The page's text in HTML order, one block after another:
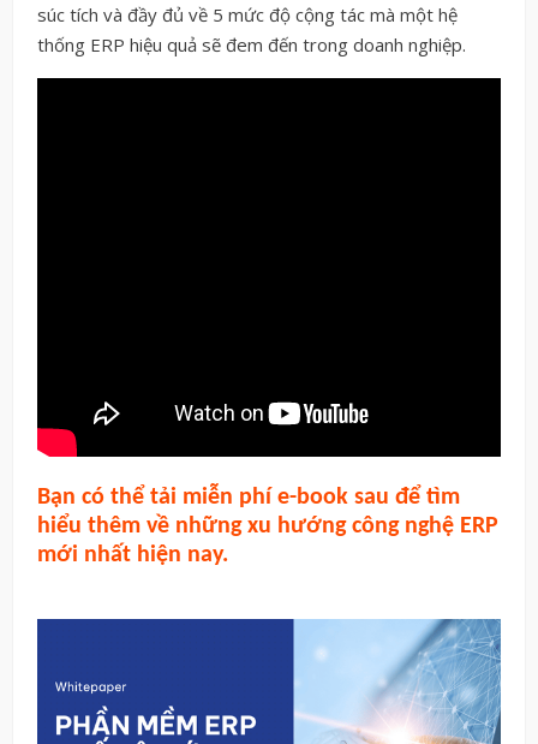
súc tích và đầy đủ về 5 mức độ cộng tác mà một hệ
thống ERP hiệu quả sẽ đem đến trong doanh nghiệp.
Bạn có thể tải miễn phí e-book sau để tìm
hiểu thêm về những xu hướng công nghệ ERP
mới nhất hiện nay.